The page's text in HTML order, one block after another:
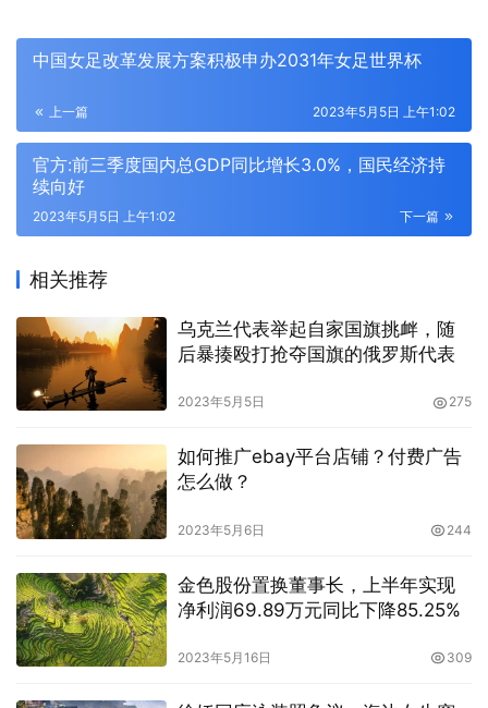
中国女足改革发展方案积极申办2031年女足世界杯
上一篇 2023年5月5日 上午1:02
官方:前三季度国内总GDP同比增长3.0%，国民经济持
续向好
下一篇
2023年5月5日 上午1:02
相关推荐
乌克兰代表举起自家国旗挑衅，随
后暴揍殴打抢夺国旗的俄罗斯代表
2023年5月5日 275
如何推广ebay平台店铺？付费广告
怎么做？
2023年5月6日 244
金色股份置换董事长，上半年实现
净利润69.89万元同比下降85.25%
2023年5月16日 309